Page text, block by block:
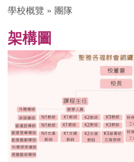
導
航
連
結
學校概覽 團隊
架構圖